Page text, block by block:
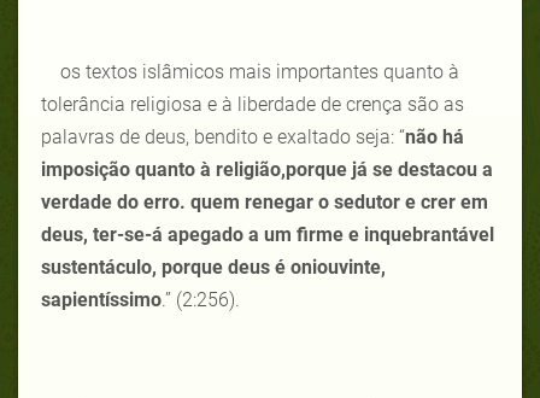
os textos islâmicos mais importantes quanto à
tolerância religiosa e à liberdade de crença são as
palavras de deus, bendito e exaltado seja: “não há
imposição quanto à religião,porque já se destacou a
verdade do erro. quem renegar o sedutor e crer em
deus, ter-se-á apegado a um firme e inquebrantável
sustentáculo, porque deus é oniouvinte,
sapientíssimo.” (2:256).